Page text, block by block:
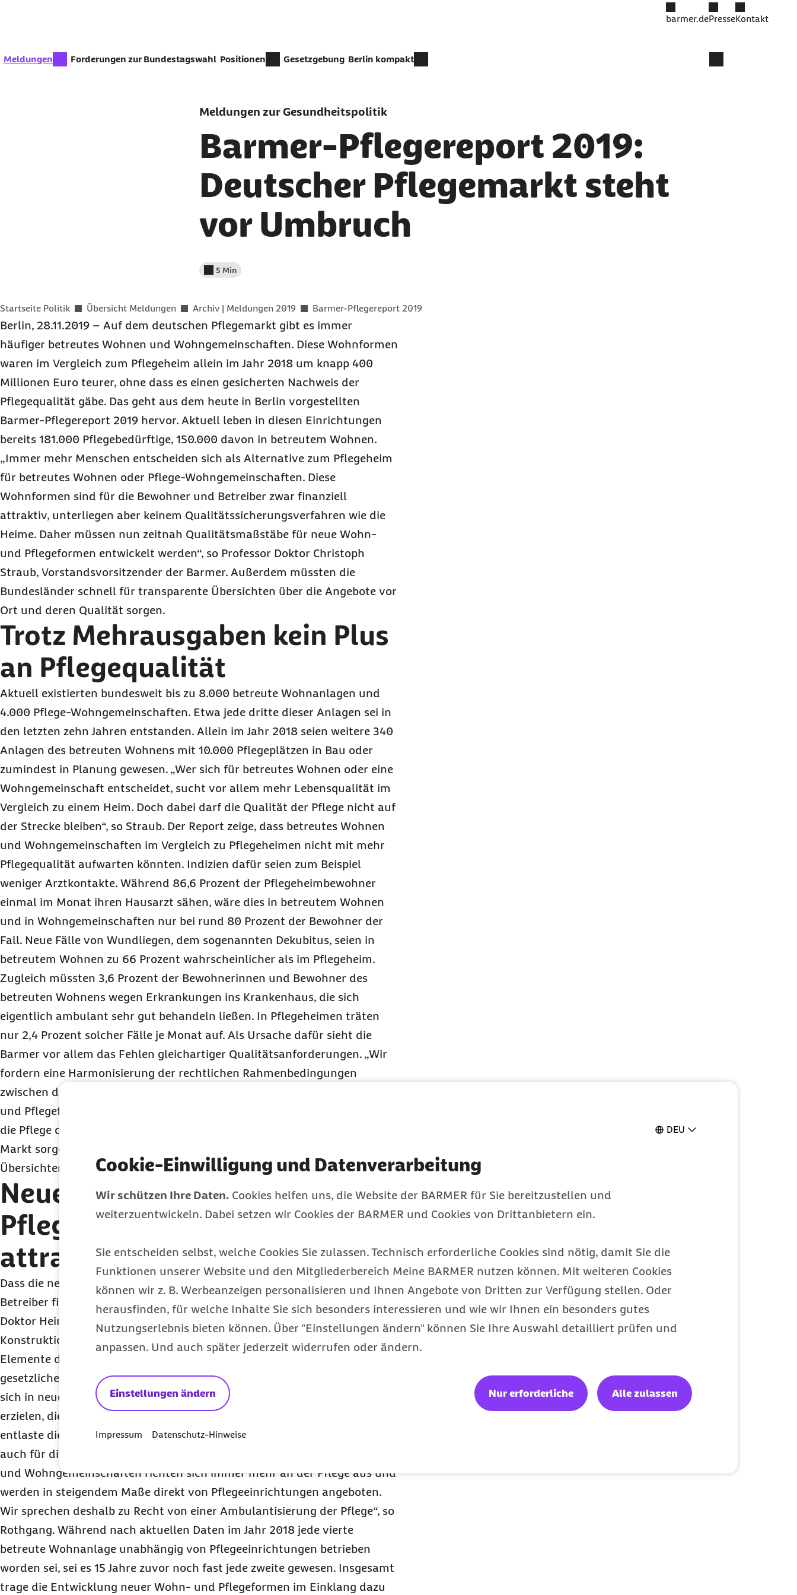
DEU
Cookie-Einwilligung und Datenverarbeitung
Wir schützen Ihre Daten. Cookies helfen uns, die Website der BARMER für Sie bereitzustellen und
weiterzuentwickeln. Dabei setzen wir Cookies der BARMER und Cookies von Drittanbietern ein.
Sie entscheiden selbst, welche Cookies Sie zulassen. Technisch erforderliche Cookies sind nötig, damit Sie die
Funktionen unserer Website und den Mitgliederbereich Meine BARMER nutzen können. Mit weiteren Cookies
können wir z. B. Werbeanzeigen personalisieren und Ihnen Angebote von Dritten zur Verfügung stellen. Oder
herausfinden, für welche Inhalte Sie sich besonders interessieren und wie wir Ihnen ein besonders gutes
Nutzungserlebnis bieten können. Über "Einstellungen ändern" können Sie Ihre Auswahl detailliert prüfen und
anpassen. Und auch später jederzeit widerrufen oder ändern.
Einstellungen ändern Nur erforderliche Alle zulassen
Impressum Datenschutz-Hinweise
barmer.dePresseKontakt
zur Zeit aktiv:
Meldungen Forderungen zur Bundestagswahl Positionen Gesetzgebung Berlin kompakt
Meldungen zur Gesundheitspolitik
Barmer-Pflegereport 2019:
Deutscher Pflegemarkt steht
vor Umbruch
Lesedauer weniger als
5 Min
Sie befinden sich hier:
Startseite Politik Übersicht Meldungen Archiv | Meldungen 2019 Barmer-Pflegereport 2019
Berlin, 28.11.2019 – Auf dem deutschen Pflegemarkt gibt es immer
häufiger betreutes Wohnen und Wohngemeinschaften. Diese Wohnformen
waren im Vergleich zum Pflegeheim allein im Jahr 2018 um knapp 400
Millionen Euro teurer, ohne dass es einen gesicherten Nachweis der
Pflegequalität gäbe. Das geht aus dem heute in Berlin vorgestellten
Barmer-Pflegereport 2019 hervor. Aktuell leben in diesen Einrichtungen
bereits 181.000 Pflegebedürftige, 150.000 davon in betreutem Wohnen.
„Immer mehr Menschen entscheiden sich als Alternative zum Pflegeheim
für betreutes Wohnen oder Pflege-Wohngemeinschaften. Diese
Wohnformen sind für die Bewohner und Betreiber zwar finanziell
attraktiv, unterliegen aber keinem Qualitätssicherungsverfahren wie die
Heime. Daher müssen nun zeitnah Qualitätsmaßstäbe für neue Wohn-
und Pflegeformen entwickelt werden“, so Professor Doktor Christoph
Straub, Vorstandsvorsitzender der Barmer. Außerdem müssten die
Bundesländer schnell für transparente Übersichten über die Angebote vor
Ort und deren Qualität sorgen.
Trotz Mehrausgaben kein Plus
an Pflegequalität
Aktuell existierten bundesweit bis zu 8.000 betreute Wohnanlagen und
4.000 Pflege-Wohngemeinschaften. Etwa jede dritte dieser Anlagen sei in
den letzten zehn Jahren entstanden. Allein im Jahr 2018 seien weitere 340
Anlagen des betreuten Wohnens mit 10.000 Pflegeplätzen in Bau oder
zumindest in Planung gewesen. „Wer sich für betreutes Wohnen oder eine
Wohngemeinschaft entscheidet, sucht vor allem mehr Lebensqualität im
Vergleich zu einem Heim. Doch dabei darf die Qualität der Pflege nicht auf
der Strecke bleiben“, so Straub. Der Report zeige, dass betreutes Wohnen
und Wohngemeinschaften im Vergleich zu Pflegeheimen nicht mit mehr
Pflegequalität aufwarten könnten. Indizien dafür seien zum Beispiel
weniger Arztkontakte. Während 86,6 Prozent der Pflegeheimbewohner
einmal im Monat ihren Hausarzt sähen, wäre dies in betreutem Wohnen
und in Wohngemeinschaften nur bei rund 80 Prozent der Bewohner der
Fall. Neue Fälle von Wundliegen, dem sogenannten Dekubitus, seien in
betreutem Wohnen zu 66 Prozent wahrscheinlicher als im Pflegeheim.
Zugleich müssten 3,6 Prozent der Bewohnerinnen und Bewohner des
betreuten Wohnens wegen Erkrankungen ins Krankenhaus, die sich
eigentlich ambulant sehr gut behandeln ließen. In Pflegeheimen träten
nur 2,4 Prozent solcher Fälle je Monat auf. Als Ursache dafür sieht die
Barmer vor allem das Fehlen gleichartiger Qualitätsanforderungen. „Wir
fordern eine Harmonisierung der rechtlichen Rahmenbedingungen
zwischen den Bundesländern und einen Pflege-
und Pflegeformen“, so Straub. Außerdem sollten die Länder generell für
die Pflege die Aufsicht übernehmen und für mehr Transparenz auf dem
Markt sorgen. Dazu benötigten die Pflegebedürftigen und ihre Familien
Übersichten über Angebote, deren Qualität und Anbieter.
Neue Wohn- und
Pflegeformen finanziell
attraktiv
Dass die neuen Wohn- und Pflegeformen sowohl für Bewohner als auch
Betreiber finanziell attraktiv sind, resultiert laut Studienauto
r Professor
Doktor Heinz
Rothgang von der Universität Bremen aus ihrer besonderen
Konstruktion. Die neuen Shooting-Stars des Pflegemarktes kombinierten
Elemente der ambulanten und stationären Pflege mit Leistungen der
gesetzlichen Krankenkassen, etwa der häuslichen Krankenpflege. So ließen
sich in neuen Wohn- und Pflegeformen maximale Leistungssummen
erzielen, die doppelt so hoch seien wie in der vollstationären Pflege. Das
entlaste die Pflegebedürftigen und mache die Alternative zum Pflegeheim
auch für die Betreiber wirtschaftlich hoch interessant. „Betreutes Wohnen
und Wohngemeinschaften richten sich immer mehr an der Pflege aus und
werden in steigendem Maße direkt von Pflegeeinrichtungen angeboten.
Wir sprechen deshalb zu Recht von einer Ambulantisierung der Pflege“, so
Rothgang. Während nach aktuellen Daten im Jahr 2018 jede vierte
betreute Wohnanlage unabhängig von Pflegeeinrichtungen betrieben
worden sei, sei es 15 Jahre zuvor noch fast jede zweite gewesen. Insgesamt
trage die Entwicklung neuer Wohn- und Pflegeformen im Einklang dazu